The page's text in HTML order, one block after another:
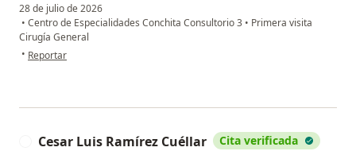
28 de julio de 2026
• Centro de Especialidades Conchita Consultorio 3 • Primera visita
Cirugía General
• en opinión del usuario Alejandra Puente Franco
Reportar
Cesar Luis Ramírez Cuéllar Cita verificada